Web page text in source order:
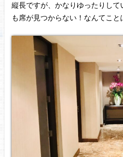
縦長ですが、かなりゆったりして
も席が見つからない！なんてこと